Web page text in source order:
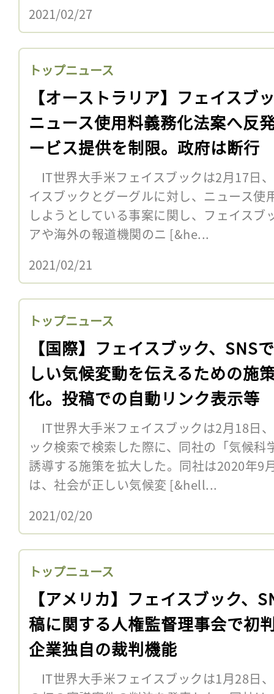
2021/02/27
トップニュース
【オーストラリア】フェイスブ
ニュース使用料義務化法案へ反
ービス提供を制限。政府は断行
IT世界大手米フェイスブックは2月17日
イスブックとグーグルに対し、ニュース使
しようとしている事案に関し、フェイスブ
アや海外の報道機関のニ [&he...
2021/02/21
トップニュース
【国際】フェイスブック、SNS
しい気候変動を伝えるための施
化。投稿での自動リンク表示等
IT世界大手米フェイスブックは2月18日
ック検索で検索した際に、同社の「気候
誘導する施策を拡大した。同社は2020年9
は、社会が正しい気候変 [&hell...
2021/02/20
トップニュース
【アメリカ】フェイスブック、
稿に関する人権監督理事会で初
企業独自の裁判機能
IT世界大手米フェイスブックは1月28日